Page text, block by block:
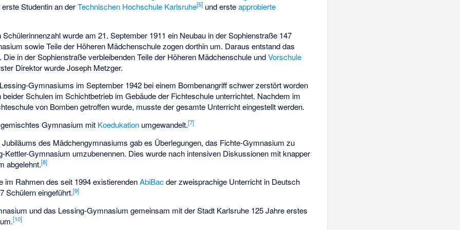
Studentin an derTechnischen Hochschule Karlsruhe[5] und ersteapprobierte
wurde am 21. September 1911 ein Neubau in der Sophienstraße 147
sowie Teile der Höheren Mädchenschule zogen dorthin um. Daraus entstand das
. Die in der Sophienstraße verbleibenden Teile der Höheren Mädchenschule undVorschule
Direktor wurde Joseph Metzger.
Gymnasiums im September 1942 bei einem Bombenangriff schwer zerstört worden
Schulen im Schichtbetrieb im Gebäude der Fichteschule unterrichtet. Nachdem im
von Bomben getroffen wurde, musste der gesamte Unterricht eingestellt werden.
Gymnasium mit Koedukation umgewandelt.[7]
des Mädchengymnasiums gab es Überlegungen, das Fichte-Gymnasium zu
Kettler-Gymnasium umzubenennen. Dies wurde nach intensiven Diskussionen mit knapper
abgelehnt.[8]
im Rahmen des seit 1994 existierendenAbiBacder zweisprachige Unterricht in Deutsch
Schülern eingeführt.[9]
und das Lessing-Gymnasium gemeinsam mit der Stadt Karlsruhe 125 Jahre erstes
[10]